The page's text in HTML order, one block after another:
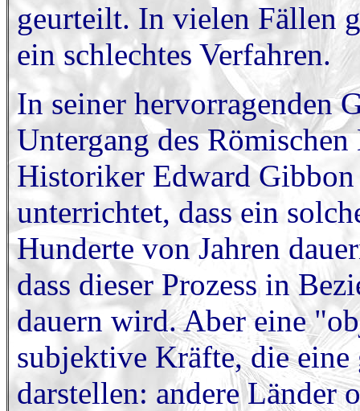
geurteilt. In vielen Fällen
ein schlechtes Verfahren.
In seiner hervorragenden
Untergang des
Historiker Edward
unterrichtet, dass ein
Hunderte von Jahren
dass dieser Prozess in
dauern wird. Aber eine
subjektive Kräfte, die
darstellen: andere Länder